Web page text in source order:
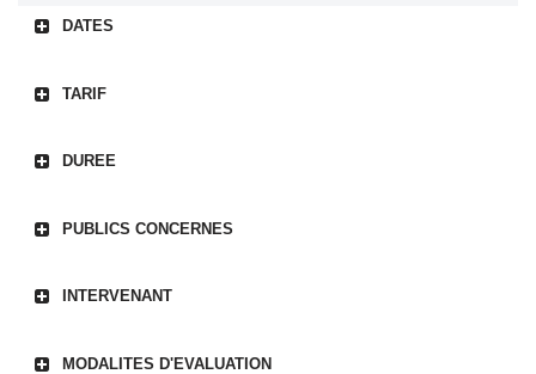
DATES
TARIF
DUREE
PUBLICS CONCERNES
INTERVENANT
MODALITES D'EVALUATION